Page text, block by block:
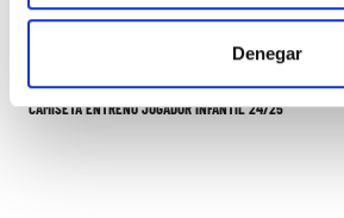
Denegar
CAMISETA ENTRENO JUGADOR INFANTIL 24/25